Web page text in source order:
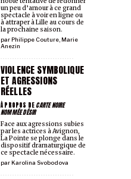
parPhilippe Couture Marie
Anezin
un peu d’amour à ce grand
spectacle à voir en ligne ou
à attraper à Lille au cours de
la prochaine saison.
VIOLENCE SYMBOLIQUE
ET AGRESSIONS
RÉELLES
À PROPOS DECARTE NOIRE
NOMMÉE DÉSIR
parKarolina Svobodova
Face aux agressions subies
par les actrices à Avignon,
La Pointe se plonge dans le
dispositif dramaturgique de
ce spectacle nécessaire.